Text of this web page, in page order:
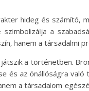
hideg és számító,
a
hanem a társadalmi
a történetben.
és az önállóságra
a társadalom